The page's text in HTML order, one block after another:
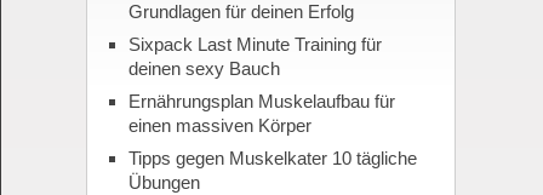
Grundlagen für deinen Erfolg
Sixpack Last Minute Training für
deinen sexy Bauch
Ernährungsplan Muskelaufbau für
einen massiven Körper
Tipps gegen Muskelkater 10 tägliche
Übungen